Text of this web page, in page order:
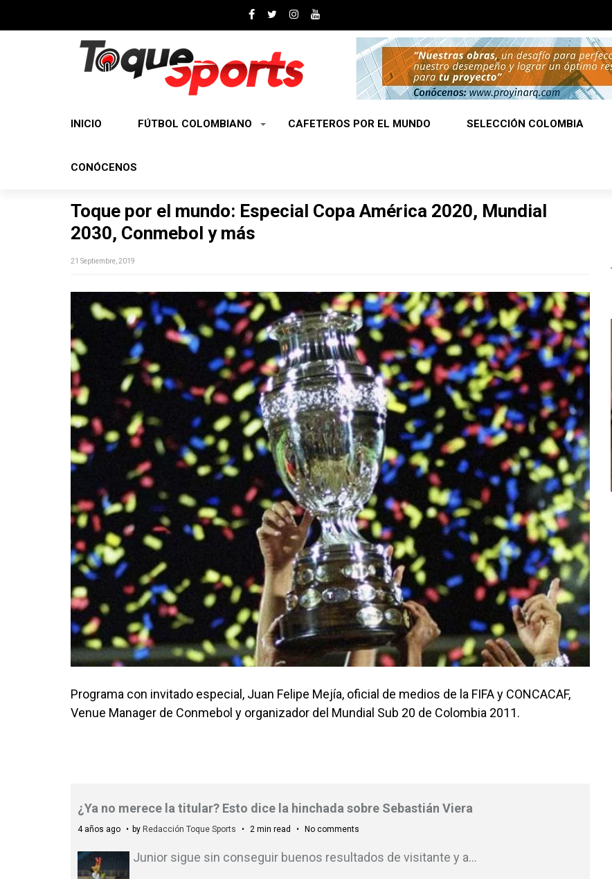
INICIO FÚTBOL COLOMBIANO CAFETEROS POR EL MUNDO SELECCIÓN COLOMBIA
CONÓCENOS
Toque por el mundo: Especial Copa América 2020, Mundial
2030, Conmebol y más
21 Septiembre, 2019
Programa con invitado especial, Juan Felipe Mejía, oficial de medios de la FIFA y CONCACAF,
Venue Manager de Conmebol y organizador del Mundial Sub 20 de Colombia 2011.
¿Ya no merece la titular? Esto dice la hinchada sobre Sebastián Viera
4 años ago by Redacción Toque Sports 2 min read No comments
Junior sigue sin conseguir buenos resultados de visitante y a…